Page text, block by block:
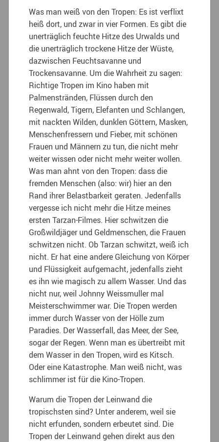
Was man weiß von den Tropen: Es ist verflixt
heiß dort, und zwar in vier Formen. Es gibt die
unerträglich feuchte Hitze des Urwalds und
die unerträglich trockene Hitze der Wüste,
dazwischen Feuchtsavanne und
Trockensavanne. Um die Wahrheit zu sagen:
Richtige Tropen im Kino haben mit
Palmenstränden, Flüssen durch den
Regenwald, Tigern, Elefanten und Schlangen,
mit nackten Wilden, dunklen Göttern, Masken,
Menschenfressern und Fieber, mit schönen
Frauen und Männern zu tun, die nicht mehr
weiter wissen oder nicht mehr weiter wollen.
Was man ahnt von den Tropen: dass die
fremden Menschen (also: wir) hier an den
Rand ihrer Belastbarkeit geraten. Jedenfalls
vergesse ich nicht mehr die Hitze meines
ersten Tarzan-Filmes. Hier schwitzen die
Großwildjäger und Geldmenschen, die Frauen
schwitzen nicht. Ob Tarzan schwitzt, weiß ich
nicht. Er hat eine andere Gleichung von Körper
und Flüssigkeit aufgemacht, jedenfalls zieht
es ihn wie magisch zu allem Wasser. Und das
nicht nur, weil Johnny Weissmuller mal
Meisterschwimmer war. Die Tropen werden
immer durch Wasser von der Hölle zum
Paradies. Der Wasserfall, das Meer, der See,
sogar der Regen. Wenn man es übertreibt mit
dem Wasser in den Tropen, wird es Kitsch.
Oder eine Katastrophe. Man weiß nicht, was
schlimmer ist für die Kino-Tropen.
Warum die Tropen der Leinwand die
tropischsten sind? Unter anderem, weil sie
nicht erfunden, sondern erbeutet sind. Die
Tropen der Leinwand gehen direkt aus den